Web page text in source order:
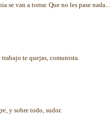
se van a torrar. Que no les pase nada...
te quejas, comunista.
y sobre todo, sudor.